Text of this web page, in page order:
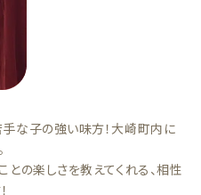
な子の強い味方！大崎町内に
との楽しさを教えてくれる、相性